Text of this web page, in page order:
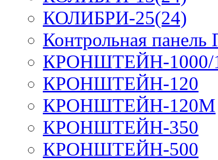
КОЛИБРИ-25(24)
Контрольная
КРОНШТЕЙН-1000/
КРОНШТЕЙН-120
КРОНШТЕЙН-120М
КРОНШТЕЙН-350
КРОНШТЕЙН-500